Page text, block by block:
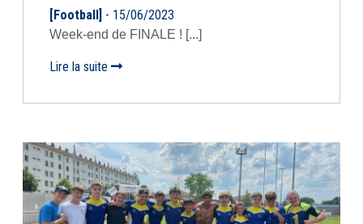
[Football] - 15/06/2023
Week-end de FINALE ! [...]
Lire la suite